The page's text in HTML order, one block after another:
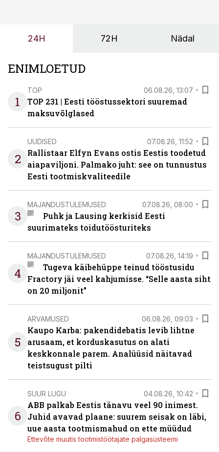
OÜ tegevjuht Sander Mitendorf.
24H 72H Nädal
ENIMLOETUD
1
TOP 06.08.26, 13:07
TOP 231 | Eesti tööstussektori suuremad
maksuvõlglased
2
UUDISED 07.08.26, 11:52
Rallistaar Elfyn Evans ostis Eestis toodetud
aiapaviljoni. Palmako juht: see on tunnustus
Eesti tootmiskvaliteedile
3
MAJANDUSTULEMUSED 07.08.26, 08:00
Puhk ja Lausing kerkisid Eesti
suurimateks toidutöösturiteks
4
MAJANDUSTULEMUSED 07.08.26, 14:19
Tugeva käibehüppe teinud tööstusidu
Fractory jäi veel kahjumisse. “Selle aasta siht
on 20 miljonit”
5
ARVAMUSED 06.08.26, 09:03
Kaupo Karba: pakendidebatis levib lihtne
arusaam, et korduskasutus on alati
keskkonnale parem. Analüüsid näitavad
teistsugust pilti
6
SUUR LUGU 04.08.26, 10:42
ABB palkab Eestis tänavu veel 90 inimest.
Juhid avavad plaane: suurem seisak on läbi,
uue aasta tootmismahud on ette müüdud
Ettevõte muutis tootmistöötajate palgasüsteemi